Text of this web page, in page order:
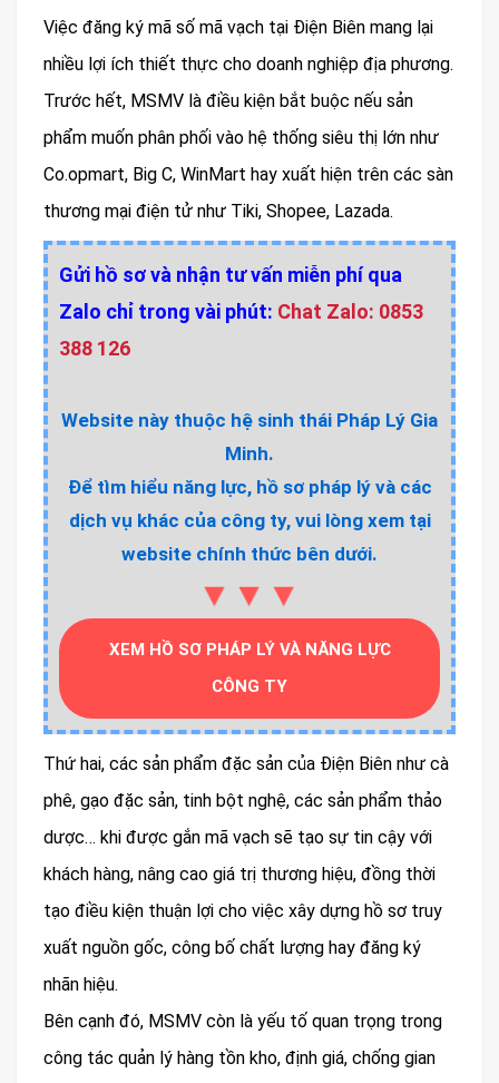
Việc đăng ký mã số mã vạch tại Điện Biên mang lại
nhiều lợi ích thiết thực cho doanh nghiệp địa phương.
Trước hết, MSMV là điều kiện bắt buộc nếu sản
phẩm muốn phân phối vào hệ thống siêu thị lớn như
Co.opmart, Big C, WinMart hay xuất hiện trên các sàn
thương mại điện tử như Tiki, Shopee, Lazada.
Gửi hồ sơ và nhận tư vấn miễn phí qua
Zalo chỉ trong vài phút: Chat Zalo: 0853
388 126
Website này thuộc hệ sinh thái Pháp Lý Gia
Minh.
Để tìm hiểu năng lực, hồ sơ pháp lý và các
dịch vụ khác của công ty, vui lòng xem tại
website chính thức bên dưới.
▼▼▼
XEM HỒ SƠ PHÁP LÝ VÀ NĂNG LỰC
CÔNG TY
Thứ hai, các sản phẩm đặc sản của Điện Biên như cà
phê, gạo đặc sản, tinh bột nghệ, các sản phẩm thảo
dược… khi được gắn mã vạch sẽ tạo sự tin cậy với
khách hàng, nâng cao giá trị thương hiệu, đồng thời
tạo điều kiện thuận lợi cho việc xây dựng hồ sơ truy
xuất nguồn gốc, công bố chất lượng hay đăng ký
nhãn hiệu.
Bên cạnh đó, MSMV còn là yếu tố quan trọng trong
công tác quản lý hàng tồn kho, định giá, chống gian